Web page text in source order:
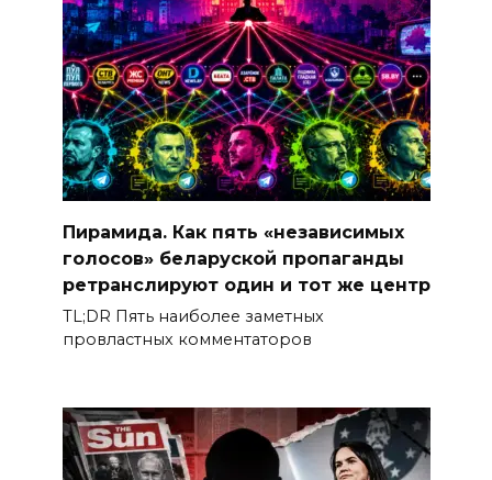
Пирамида. Как пять «независимых
голосов» беларуской пропаганды
ретранслируют один и тот же центр
TL;DR Пять наиболее заметных
провластных комментаторов